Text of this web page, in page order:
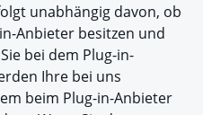
unabhängig davon, ob
Anbieter besitzen und
bei dem Plug-in-
Ihre bei uns
beim Plug-in-Anbieter